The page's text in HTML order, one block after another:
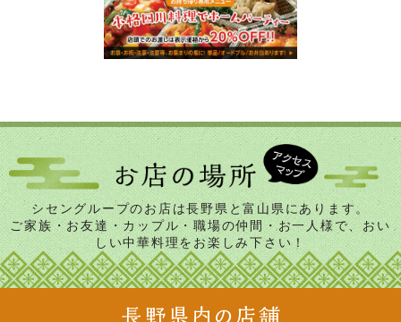
シセングループのお店は長野県と富山県にあります。
ご家族・お友達・カップル・職場の仲間・お一人様で、おい
しい中華料理をお楽しみ下さい！